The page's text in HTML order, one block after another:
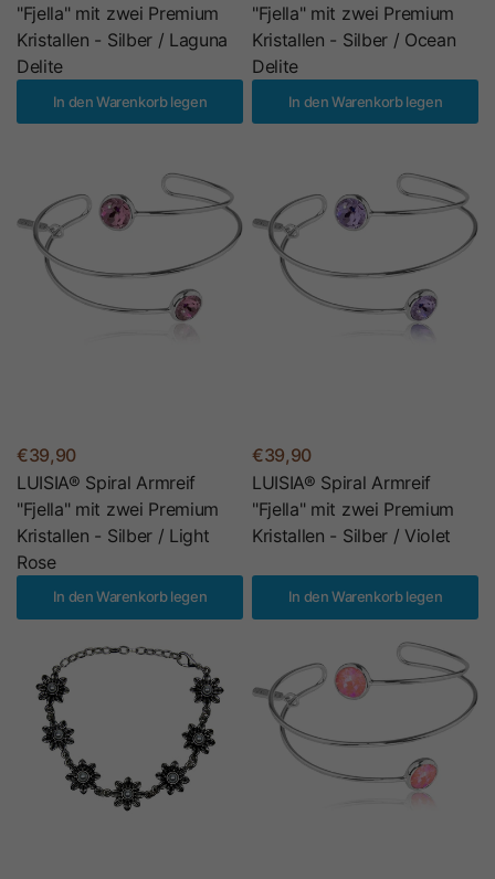
"Fjella" mit zwei Premium
Kristallen - Silber / Laguna
Delite
In den Warenkorb legen
"Fjella" mit zwei Premium
Kristallen - Silber / Ocean
Delite
In den Warenkorb legen
€39,90
LUISIA® Spiral Armreif
"Fjella" mit zwei Premium
Kristallen - Silber / Light
Rose
In den Warenkorb legen
€39,90
LUISIA® Spiral Armreif
"Fjella" mit zwei Premium
Kristallen - Silber / Violet
In den Warenkorb legen